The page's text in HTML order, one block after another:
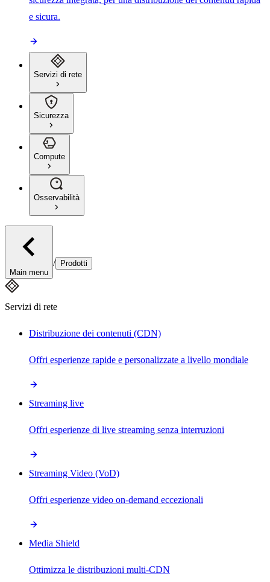
e sicura.
Servizi di rete
Sicurezza
Compute
Osservabilità
Main menu
/ Prodotti
Servizi di rete
Distribuzione dei contenuti (CDN)
Offri esperienze rapide e personalizzate a livello mondiale
Streaming live
Offri esperienze di live streaming senza interruzioni
Streaming Video (VoD)
Offri esperienze video on-demand eccezionali
Media Shield
Ottimizza le distribuzioni multi-CDN